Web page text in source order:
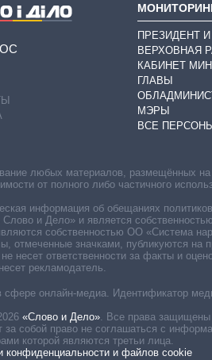
ПРЕЗИДЕНТ
ВЕРХОВНАЯ
КАБИНЕТ
ГЛАВЫ
МЭРЫ
ВСЕ
сфере онлайн-медиа. Идентификатор
«Слово и Дело» Все права защищены
за собой право не соглашаться с
которой являются третьи лица.
конфиденциальности и файлов cookie
любых материалов, размещённых на
от полного либо частичного
информация об обещаниях
и Дело» и является
собственностью ОО «Система
отмеченные значками, публикуются на
несет ответственности за факты и
рекламодатель.